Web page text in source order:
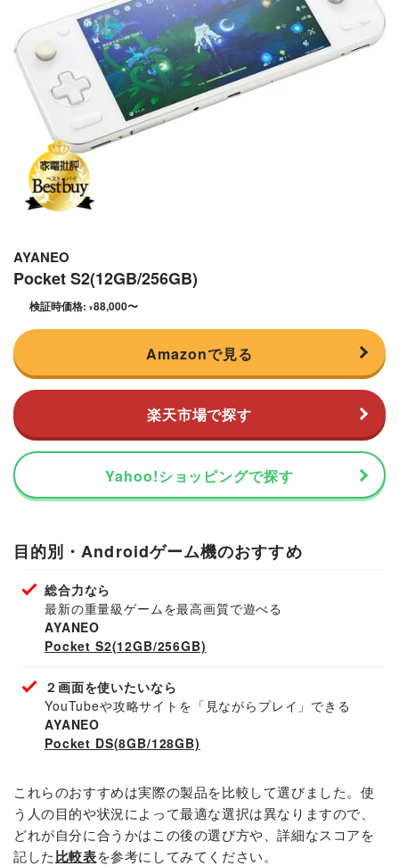
AYANEO
Pocket S2(12GB/256GB)
検証時価格: ¥88,000〜
Amazonで見る
楽天市場で探す
Yahoo!ショッピングで探す
目的別・Androidゲーム機のおすすめ
総合力なら
最新の重量級ゲームを最高画質で遊べる
AYANEO
Pocket S2(12GB/256GB)
２画面を使いたいなら
YouTubeや攻略サイトを「見ながらプレイ」できる
AYANEO
Pocket DS(8GB/128GB)
これらのおすすめは実際の製品を比較して選びました。使
う人の目的や状況によって最適な選択は異なりますので、
どれが自分に合うかはこの後の選び方や、詳細なスコアを
記した比較表を参考にしてみてください。